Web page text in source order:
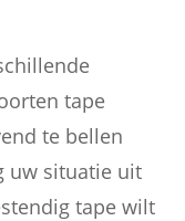
tape
te bellen
uw situatie uit
tape wilt